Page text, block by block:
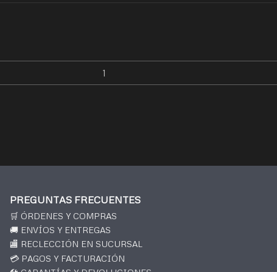
PREGUNTAS FRECUENTES
🛒 ÓRDENES Y COMPRAS
🚚 ENVÍOS Y ENTREGAS
🏬 RECLECCIÓN EN SUCURSAL
💳 PAGOS Y FACTURACIÓN